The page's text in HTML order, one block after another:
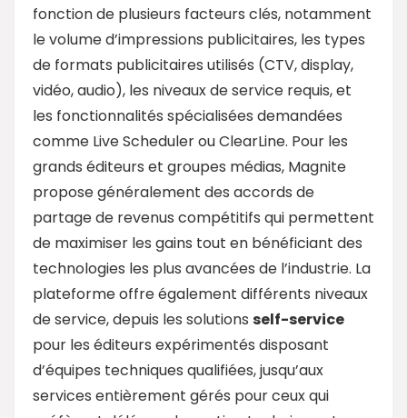
fonction de plusieurs facteurs clés, notamment
le volume d’impressions publicitaires, les types
de formats publicitaires utilisés (CTV, display,
vidéo, audio), les niveaux de service requis, et
les fonctionnalités spécialisées demandées
comme Live Scheduler ou ClearLine. Pour les
grands éditeurs et groupes médias, Magnite
propose généralement des accords de
partage de revenus compétitifs qui permettent
de maximiser les gains tout en bénéficiant des
technologies les plus avancées de l’industrie. La
plateforme offre également différents niveaux
de service, depuis les solutions self-service
pour les éditeurs expérimentés disposant
d’équipes techniques qualifiées, jusqu’aux
services entièrement gérés pour ceux qui